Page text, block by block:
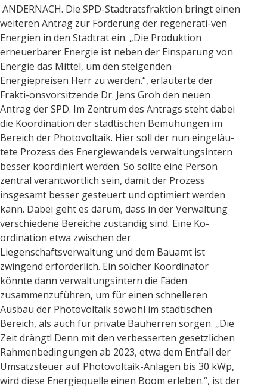
ANDERNACH. Die SPD-Stadtratsfraktion bringt einen
weiteren Antrag zur Förderung der regenerati-ven
Energien in den Stadtrat ein. „Die Produktion
erneuerbarer Energie ist neben der Einsparung von
Energie das Mittel, um den steigenden
Energiepreisen Herr zu werden.“, erläuterte der
Frakti-onsvorsitzende Dr. Jens Groh den neuen
Antrag der SPD. Im Zentrum des Antrags steht dabei
die Koordination der städtischen Bemühungen im
Bereich der Photovoltaik. Hier soll der nun eingeläu-
tete Prozess des Energiewandels verwaltungsintern
besser koordiniert werden. So sollte eine Person
zentral verantwortlich sein, damit der Prozess
insgesamt besser gesteuert und optimiert werden
kann. Dabei geht es darum, dass in der Verwaltung
verschiedene Bereiche zuständig sind. Eine Ko-
ordination etwa zwischen der
Liegenschaftsverwaltung und dem Bauamt ist
zwingend erforderlich. Ein solcher Koordinator
könnte dann verwaltungsintern die Fäden
zusammenzuführen, um für einen schnelleren
Ausbau der Photovoltaik sowohl im städtischen
Bereich, als auch für private Bauherren sorgen. „Die
Zeit drängt! Denn mit den verbesserten gesetzlichen
Rahmenbedingungen ab 2023, etwa dem Entfall der
Umsatzsteuer auf Photovoltaik-Anlagen bis 30 kWp,
wird diese Energiequelle einen Boom erleben.“, ist der